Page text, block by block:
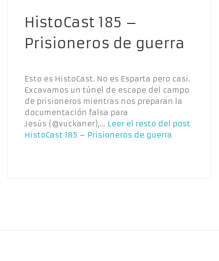
HistoCast 185 –
Prisioneros de guerra
Esto es HistoCast. No es Esparta pero casi.
Excavamos un túnel de escape del campo
de prisioneros mientras nos preparan la
documentación falsa para
Jesús (@vuckaner),… Leer el resto del post
HistoCast 185 – Prisioneros de guerra